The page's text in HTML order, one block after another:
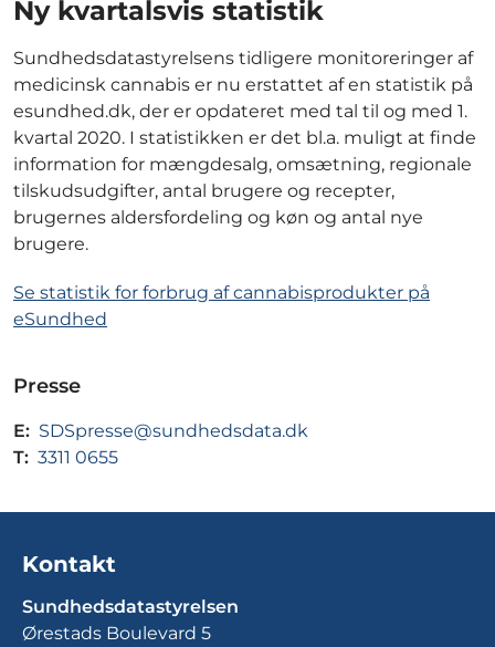
Ny kvartalsvis statistik
Sundhedsdatastyrelsens tidligere monitoreringer af
medicinsk cannabis er nu erstattet af en statistik på
esundhed.dk, der er opdateret med tal til og med 1.
kvartal 2020. I statistikken er det bl.a. muligt at finde
information for mængdesalg, omsætning, regionale
tilskudsudgifter, antal brugere og recepter,
brugernes aldersfordeling og køn og antal nye
brugere.
Se statistik for forbrug af cannabisprodukter på
eSundhed
Presse
E: SDSpresse@sundhedsdata.dk
T: 3311 0655
Kontakt
Sundhedsdatastyrelsen
Ørestads Boulevard 5